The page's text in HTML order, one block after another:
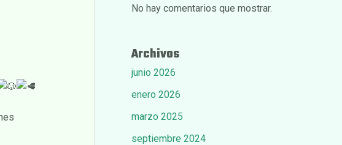
No hay comentarios que mostrar.
Archivos
junio 2026
enero 2026
marzo 2025
septiembre 2024